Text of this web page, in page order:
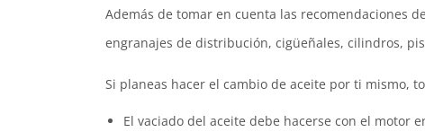
Además de tomar en cuenta las recomendaciones
engranajes de distribución, cigüeñales, cilindros,
Si planeas hacer el cambio de aceite por ti mismo,
El vaciado del aceite debe hacerse con el motor